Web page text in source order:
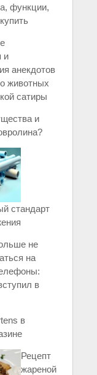
функции,
и
анекдотов
животных
сатиры
и
стандарт
не
на
в
в
Рецепт
жареной